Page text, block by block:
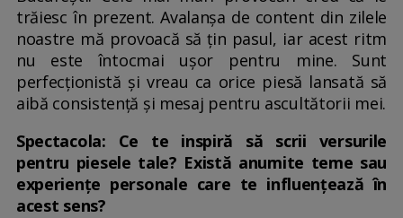
trăiesc în prezent. Avalanșa de content din zilele
noastre mă provoacă să țin pasul, iar acest ritm
nu este întocmai ușor pentru mine. Sunt
perfecționistă și vreau ca orice piesă lansată să
aibă consistență și mesaj pentru ascultătorii mei.
Spectacola: Ce te inspiră să scrii versurile
pentru piesele tale? Există anumite teme sau
experiențe personale care te influențează în
acest sens?